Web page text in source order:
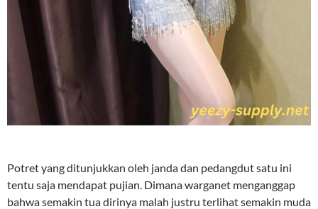
Potret yang ditunjukkan oleh janda dan pedangdut satu ini
tentu saja mendapat pujian. Dimana warganet menganggap
bahwa semakin tua dirinya malah justru terlihat semakin muda